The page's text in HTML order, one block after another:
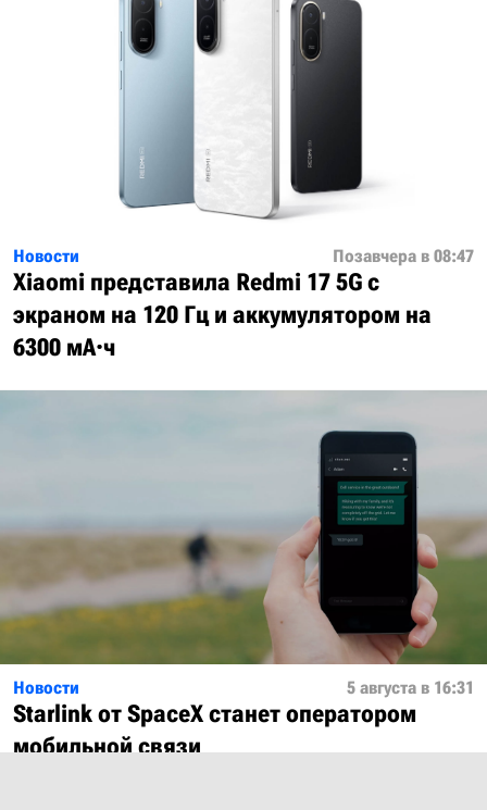
Новости Позавчера в 08:47
Xiaomi представила Redmi 17 5G с
экраном на 120 Гц и аккумулятором на
6300 мА·ч
Новости 5 августа в 16:31
Starlink от SpaceX станет оператором
мобильной связи